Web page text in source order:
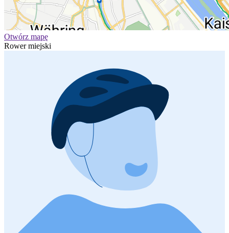
Otwórz mapę
Rower miejski